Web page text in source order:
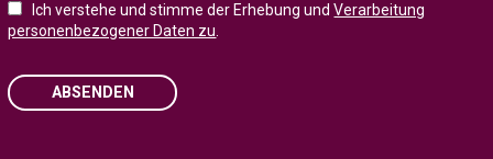
Ich verstehe und stimme der Erhebung undVerarbeitung
personenbezogener Daten zu.
ABSENDEN